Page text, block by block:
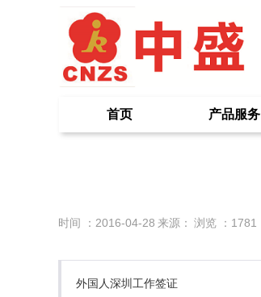
首页 产品服务
时间 ：2016-04-28 来源： 浏览 ： 1781
外国人深圳工作签证